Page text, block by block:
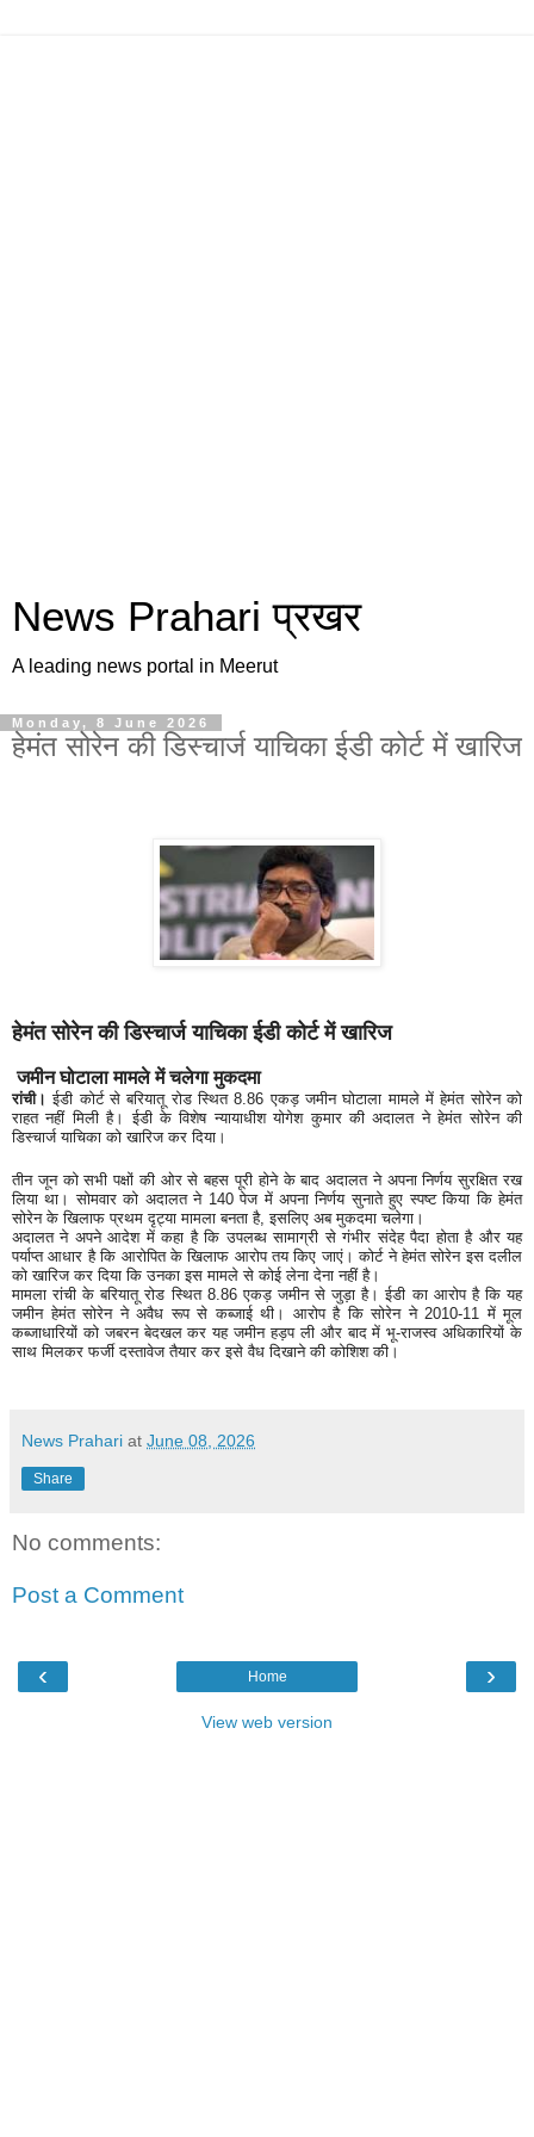
News Prahari प्रखर
A leading news portal in Meerut
Monday, 8 June 2026
हेमंत सोरेन की डिस्चार्ज याचिका ईडी कोर्ट में खारिज
हेमंत सोरेन की डिस्चार्ज याचिका ईडी कोर्ट में खारिज
जमीन घोटाला मामले में चलेगा मुकदमा
रांची। ईडी कोर्ट से बरियातू रोड स्थित 8.86 एकड़ जमीन घोटाला मामले में हेमंत सोरेन को
राहत नहीं मिली है। ईडी के विशेष न्यायाधीश योगेश कुमार की अदालत ने हेमंत सोरेन की
डिस्चार्ज याचिका को खारिज कर दिया।
तीन जून को सभी पक्षों की ओर से बहस पूरी होने के बाद अदालत ने अपना निर्णय सुरक्षित रख
लिया था। सोमवार को अदालत ने 140 पेज में अपना निर्णय सुनाते हुए स्पष्ट किया कि हेमंत
सोरेन के खिलाफ प्रथम दृट्या मामला बनता है, इसलिए अब मुकदमा चलेगा।
अदालत ने अपने आदेश में कहा है कि उपलब्ध सामाग्री से गंभीर संदेह पैदा होता है और यह
पर्याप्त आधार है कि आरोपित के खिलाफ आरोप तय किए जाएं। कोर्ट ने हेमंत सोरेन इस दलील
को खारिज कर दिया कि उनका इस मामले से कोई लेना देना नहीं है।
मामला रांची के बरियातू रोड स्थित 8.86 एकड़ जमीन से जुड़ा है। ईडी का आरोप है कि यह
जमीन हेमंत सोरेन ने अवैध रूप से कब्जाई थी। आरोप है कि सोरेन ने 2010-11 में मूल
कब्जाधारियों को जबरन बेदखल कर यह जमीन हड़प ली और बाद में भू-राजस्व अधिकारियों के
साथ मिलकर फर्जी दस्तावेज तैयार कर इसे वैध दिखाने की कोशिश की।
News Prahari at June 08, 2026
Share
No comments:
Post a Comment
‹ ›
Home
View web version